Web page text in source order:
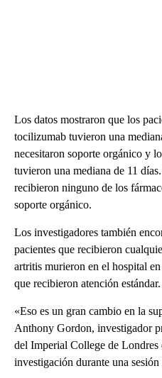
Los datos mostraron que los
tocilizumab tuvieron una
necesitaron soporte orgánico y
tuvieron una mediana de 11
recibieron ninguno de los
soporte orgánico.
Los investigadores también
pacientes que recibieron
artritis murieron en el hospital
que recibieron atención estándar.
«Eso es un gran cambio en la
Anthony Gordon, investigador
del Imperial College de
investigación durante una